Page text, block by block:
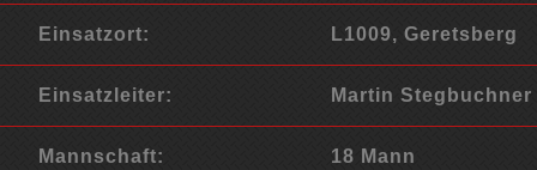
Einsatzort: L1009, Geretsberg
Einsatzleiter: Martin Stegbuchner
Mannschaft: 18 Mann